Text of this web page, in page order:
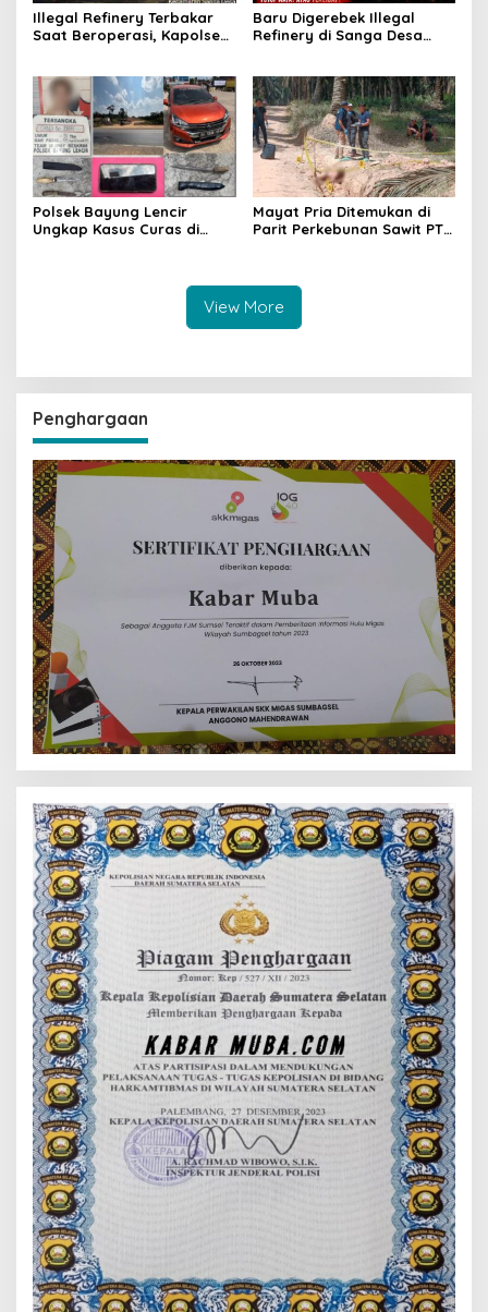
Illegal Refinery Terbakar
Saat Beroperasi, Kapolsek
Pencegahan Terus
Dilakukan
Baru Digerebek Illegal
Refinery di Sanga Desa
Polsek Bayung Lencir
Ungkap Kasus Curas di
Mayat Pria Ditemukan di
Parit Perkebunan Sawit PT
View More
Penghargaan